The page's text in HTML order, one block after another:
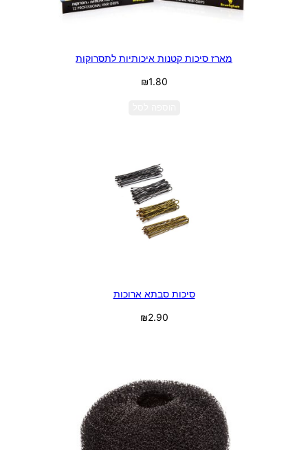
מארז סיכות קטנות איכותיות לתסרוקות
₪1.80
סיכות סבתא ארוכות
₪2.90